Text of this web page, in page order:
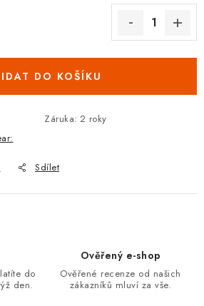
DO KOŠÍKU
Záruka: 2 roky
Sdílet
do
den.
Ověřený e-shop
Ověřené recenze od našich
zákazníků mluví za vše.